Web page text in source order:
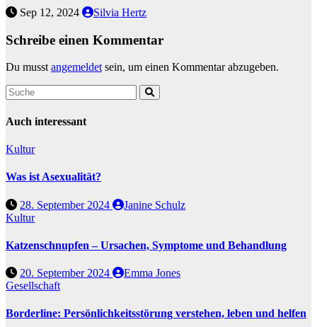
Sep 12, 2024 Silvia Hertz
Schreibe einen Kommentar
Du musstangemeldetsein, um einen Kommentar abzugeben.
Auch interessant
Kultur
Was ist Asexualität?
28. September 2024
Janine Schulz
Kultur
Katzenschnupfen – Ursachen, Symptome und Behandlung
20. September 2024
Emma Jones
Gesellschaft
Borderline: Persönlichkeitsstörung verstehen, leben und helfen